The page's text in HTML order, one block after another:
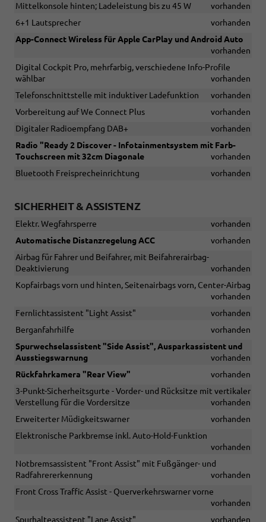
Mittelkonsole hinten; Ladeleistung bis zu 45 W
vorhanden
6+1 Lautsprecher
vorhanden
App-Connect Wireless für Apple CarPlay und Android Auto
vorhanden
Digital Cockpit Pro, mehrfarbig, verschiedene Info-Profile
wählbar
vorhanden
Telefonschnittstelle mit induktiver Ladefunktion
vorhanden
Vorbereitung auf We Connect Plus
vorhanden
Digitaler Radioempfang DAB+
vorhanden
Radio "Ready 2 Discover - Infotainmentsystem mit Farb-
Touchscreen mit 32cm Diagonale
vorhanden
Bluetooth Freisprecheinrichtung
vorhanden
SICHERHEIT & ASSISTENZ
Elektr. Wegfahrsperre
vorhanden
Automatische Distanzregelung ACC
vorhanden
Airbag für Fahrer und Beifahrer, mit Beifahrerairbag-
Deaktivierung
vorhanden
Kopfairbags vorn und hinten, Seitenairbags vorn, Center-Airbag
vorhanden
Fernlichtassistent "Light Assist"
vorhanden
Berganfahrhilfe
vorhanden
Spurwechselassistent "Side Assist", Ausparkassistent und
Ausstiegswarnung
vorhanden
Rückfahrkamera "Rear View"
vorhanden
3-Punkt-Sicherheitsgurte - Vorder- und Rücksitze mit vertikaler
Verstellung für die Vordersitze
vorhanden
Erweiterter Müdigkeitswarner
vorhanden
Elektronische Parkbremse inkl. Auto-Hold-Funktion
vorhanden
Notbremsassistent "Front Assist" mit Fußgänger- und
Radfahrererkennung
vorhanden
Front Cross Traffic Assist - Querverkehrswarner vorne
vorhanden
Spurhalteassistent "Lane Assist"
vorhanden